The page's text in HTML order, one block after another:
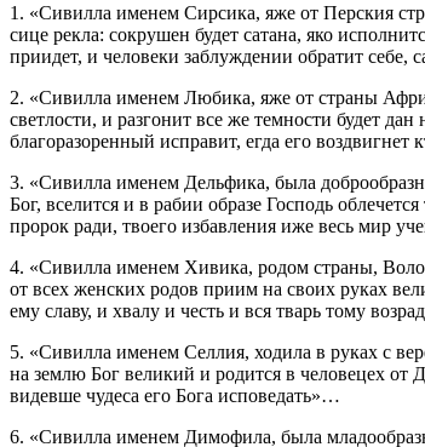
1. «Сивилла именем Сирсика, яже от Перския
сице рекла: сокрушен будет сатана, яко
приидет, и человеки заблуждении обратит себе,
2. «Сивилла именем Любика, яже от страны
светлости, и разгонит все же темности будет
благоразоренный исправит, егда его
3. «Сивилла именем Дельфика, была
Бог, вселится и в рабии образе Господь
пророк ради, твоего избавления иже весь мир
4. «Сивилла именем Хивика, родом страны,
от всех женских родов приим на своих руках
ему славу, и хвалу и честь и вся тварь тому
5. «Сивилла именем Селлия, ходила в руках с
на землю Бог великий и родится в человецех от
видевше чудеса его Бога исповедать»…
6. «Сивилла именем Димофила, была